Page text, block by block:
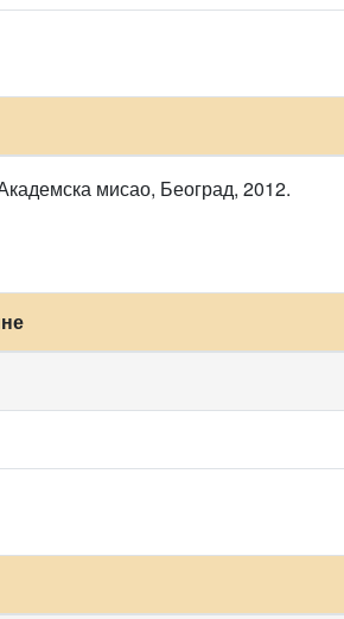
мисао, Београд, 2012.